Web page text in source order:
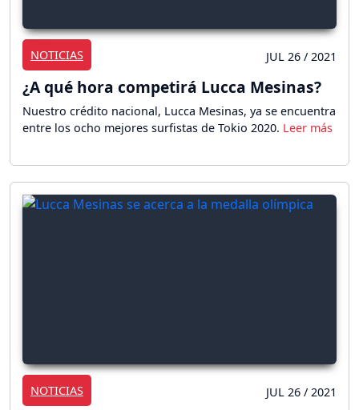
NOTICIAS JUL 26 / 2021
¿A qué hora competirá Lucca Mesinas?
Nuestro crédito nacional, Lucca Mesinas, ya se encuentra
entre los ocho mejores surfistas de Tokio 2020.
NOTICIAS JUL 26 / 2021